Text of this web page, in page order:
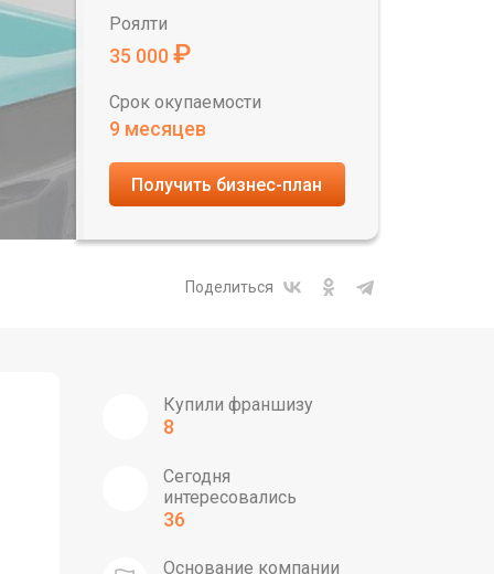
Роялти
35 000 ₽
Срок окупаемости
9 месяцев
Получить бизнес-план
Поделиться
Купили франшизу
8
Сегодня
интересовались
36
Основание компании